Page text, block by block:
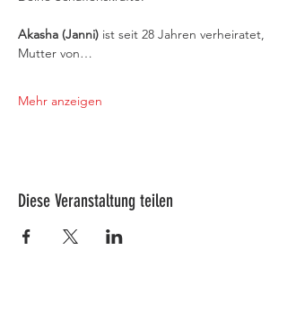
Akasha (Janni) ist seit 28 Jahren verheiratet,
Mutter von…
Mehr anzeigen
Diese Veranstaltung teilen